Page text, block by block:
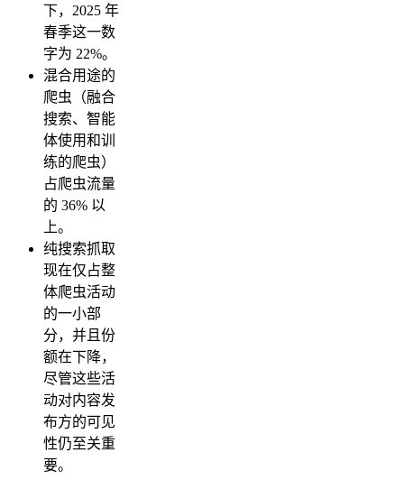
下，2025 年
春季这一数
字为 22%。
混合用途的
爬虫（融合
搜索、智能
体使用和训
练的爬虫）
占爬虫流量
的 36% 以
上。
纯搜索抓取
现在仅占整
体爬虫活动
的一小部
分，并且份
额在下降，
尽管这些活
动对内容发
布方的可见
性仍至关重
要。